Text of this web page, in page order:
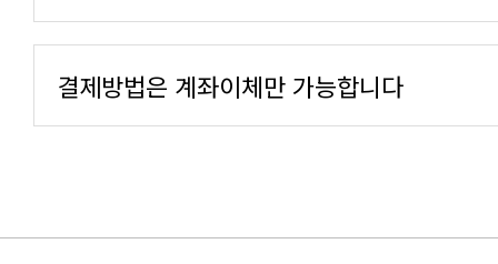
결제방법은 계좌이체만 가능합니다